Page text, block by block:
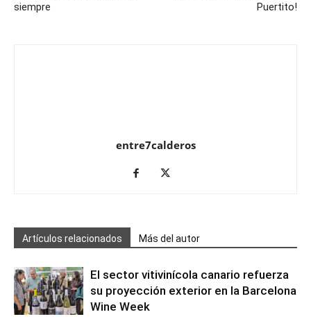
siempre
Puertito!
entre7calderos
Artículos relacionados Más del autor
El sector vitivinícola canario refuerza
su proyección exterior en la Barcelona
Wine Week